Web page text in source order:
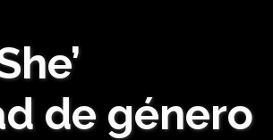
de género